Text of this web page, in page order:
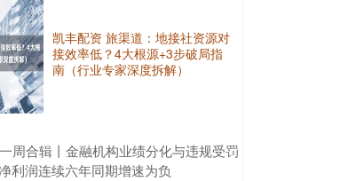
凯丰配资 旅渠道：地接社资源对
接效率低？4大根源+3步破局指
南（行业专家深度拆解）
周合辑丨金融机构业绩分化与违规受罚
利润连续六年同期增速为负